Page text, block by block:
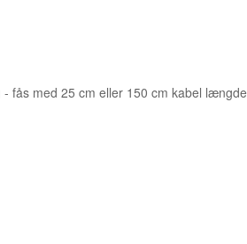
fås med 25 cm eller 150 cm kabel længde